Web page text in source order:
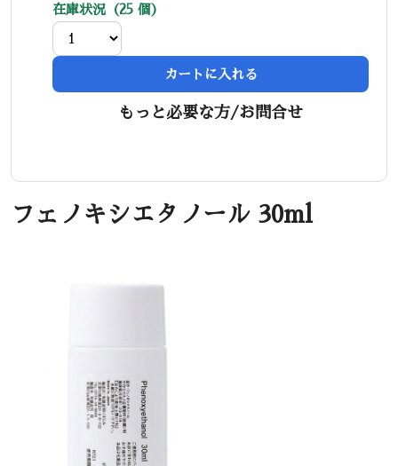
在庫状況（25 個）
カートに入れる
もっと必要な方/お問合せ
フェノキシエタノール 30ml